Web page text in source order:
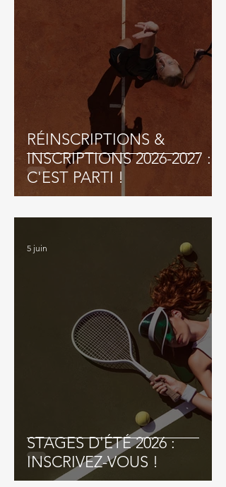
RÉINSCRIPTIONS &
INSCRIPTIONS 2026-2027 :
C'EST PARTI !
STAGES D'ÉTÉ 2026 :
INSCRIVEZ-VOUS !
5 juin